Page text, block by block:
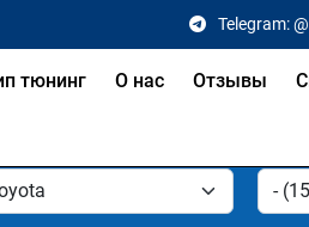
Telegram:
тюнинг О нас Отзывы